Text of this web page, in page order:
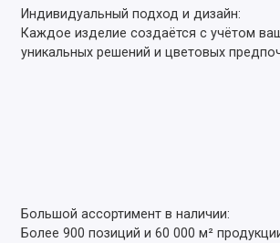
Индивидуальный подход и дизайн:
Каждое изделие создаётся с учётом
уникальных решений и цветовых
Большой ассортимент в наличии:
Более 900 позиций и 60 000 м²